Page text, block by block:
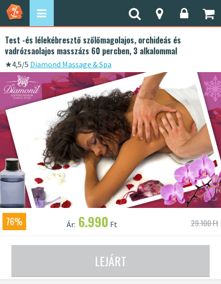
Test -és lélekébresztő szőlőmagolajos, orchideás és
vadrózsaolajos masszázs 60 percben, 3 alkalommal
★4,5/5 Diamond Massage & Spa
76% Ár: 6.990 Ft 29.100 Ft
LEJÁRT